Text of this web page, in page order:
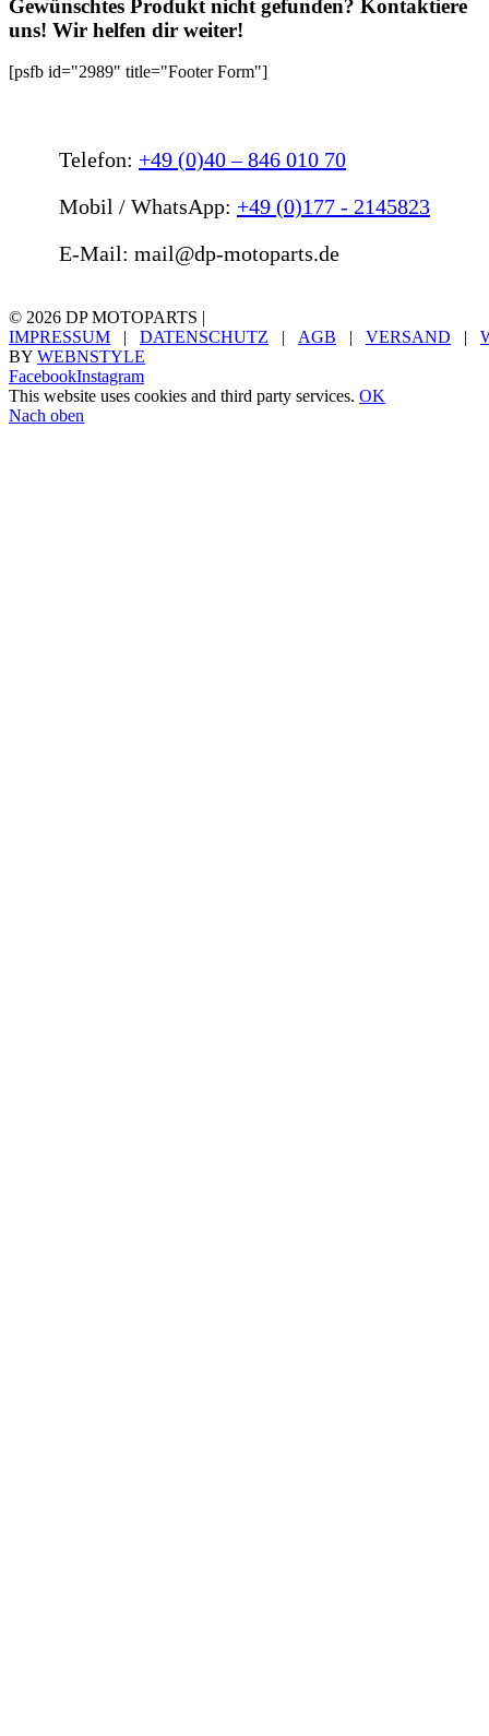
Gewünschtes Produkt nicht gefunden? Kontaktiere
uns! Wir helfen dir weiter!
[psfb id="2989" title="Footer Form"]
Telefon: +49 (0)40 – 846 010 70
Mobil / WhatsApp: +49 (0)177 - 2145823
E-Mail: mail@dp-motoparts.de
© 2026 DP MOTOPARTS |
IMPRESSUM | DATENSCHUTZ | AGB | VERSAND |
BY WEBNSTYLE
FacebookInstagram
This website uses cookies and third party services. OK
Nach oben